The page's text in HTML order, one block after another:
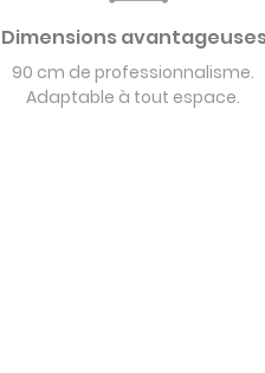
Dimensions
90 cm de professionnalisme.
Adaptable à tout espace.